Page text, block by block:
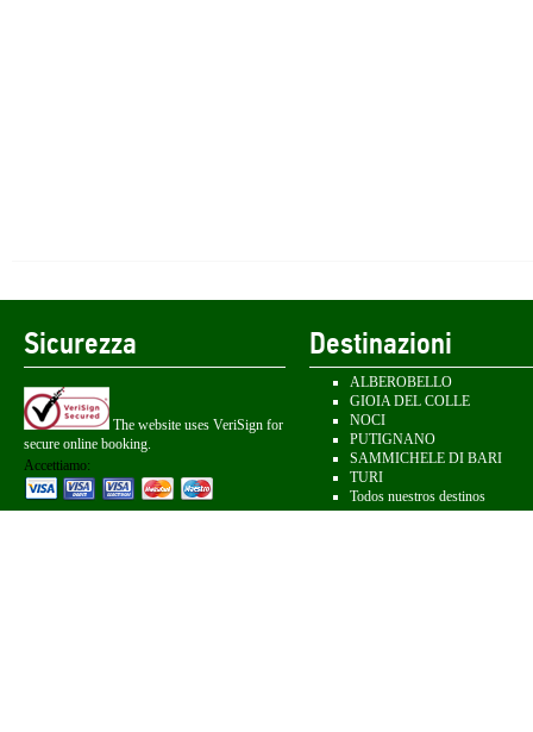
Sicurezza
The website uses VeriSign for
secure online booking.
Accettiamo:
Destinazioni
ALBEROBELLO
GIOIA DEL COLLE
NOCI
PUTIGNANO
SAMMICHELE DI BARI
TURI
Todos nuestros destinos